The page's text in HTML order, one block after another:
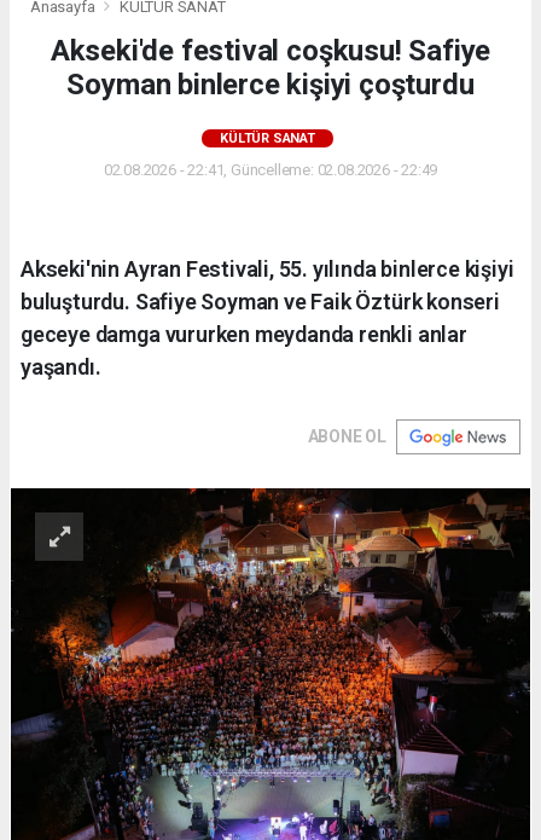
Anasayfa KÜLTÜR SANAT
Akseki'de festival coşkusu! Safiye
Soyman binlerce kişiyi çoşturdu
KÜLTÜR SANAT
02.08.2026 - 22:41, Güncelleme: 02.08.2026 - 22:49
Akseki'nin Ayran Festivali, 55. yılında binlerce kişiyi
buluşturdu. Safiye Soyman ve Faik Öztürk konseri
geceye damga vururken meydanda renkli anlar
yaşandı.
ABONE OL